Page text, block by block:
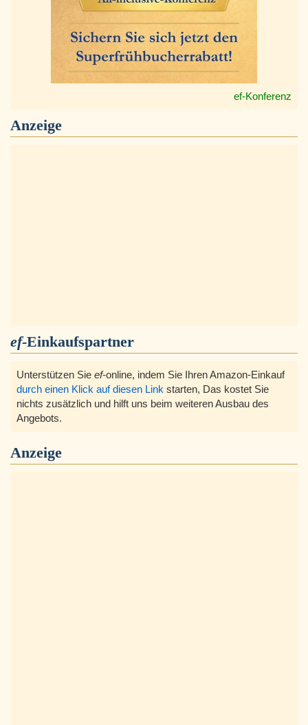
ef-Konferenz
Anzeige
ef-Einkaufspartner
Unterstützen Sie ef-online, indem Sie Ihren Amazon-Einkauf
durch einen Klick auf diesen Link starten, Das kostet Sie
nichts zusätzlich und hilft uns beim weiteren Ausbau des
Angebots.
Anzeige